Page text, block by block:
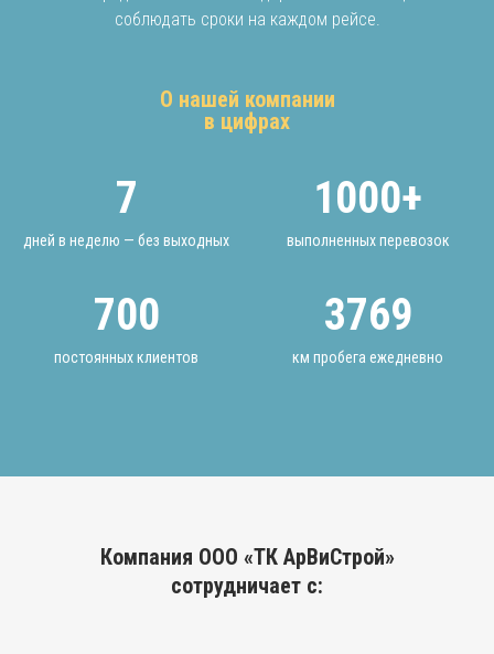
соблюдать сроки на каждом рейсе.
О нашей компании
в цифрах
7
дней в неделю — без выходных
1000+
выполненных перевозок
700
постоянных клиентов
3769
км пробега ежедневно
Компания ООО «ТК АрВиСтрой»
сотрудничает с: